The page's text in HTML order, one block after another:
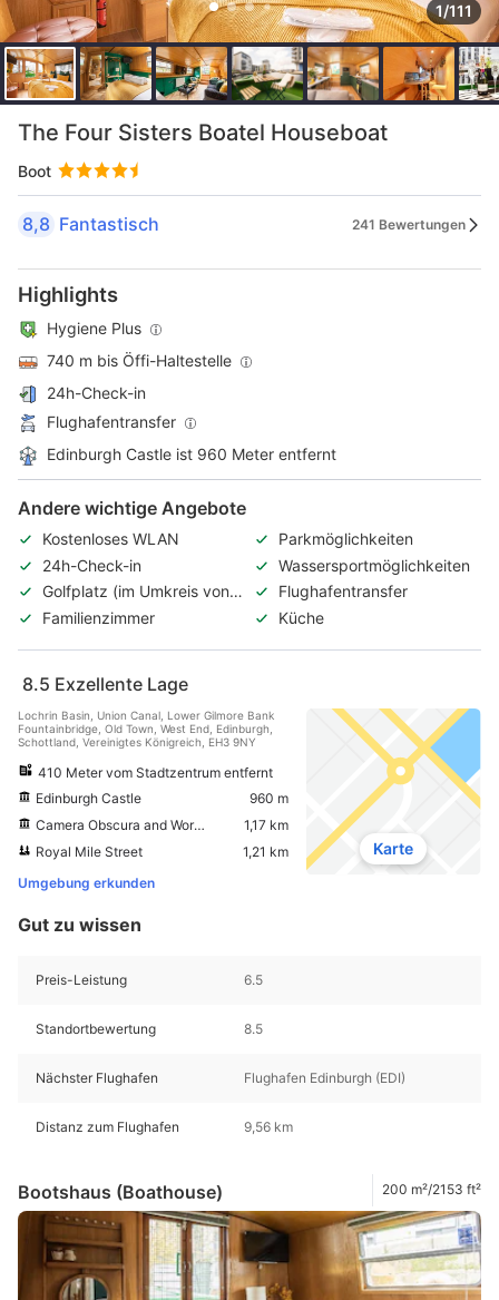
1/111
The Four Sisters Boatel Houseboat
Boot
8,8 Fantastisch 241 Bewertungen
Highlights
Hygiene Plus
740 m bis Öffi-Haltestelle
24h-Check-in
Flughafentransfer
Edinburgh Castle ist 960 Meter entfernt
Andere wichtige Angebote
Kostenloses WLAN
Parkmöglichkeiten
24h-Check-in
Wassersportmöglichkeiten
Golfplatz (im Umkreis von 3
km)
Flughafentransfer
Familienzimmer
Küche
8.5 Exzellente Lage
Lochrin Basin, Union Canal, Lower Gilmore Bank
Fountainbridge, Old Town, West End, Edinburgh,
Schottland, Vereinigtes Königreich, EH3 9NY
410 Meter vom Stadtzentrum entfernt
Edinburgh Castle
960 m
Camera Obscura and World of Illusions
1,17 km
Royal Mile Street
1,21 km
Umgebung erkunden
Karte
Gut zu wissen
Preis-Leistung 6.5
Standortbewertung 8.5
Nächster Flughafen Flughafen Edinburgh (EDI)
Distanz zum Flughafen 9,56 km
Bootshaus (Boathouse) 200 m²/2153 ft²